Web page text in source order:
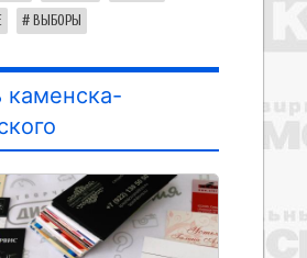
ВЫБОРЫ
каменска-